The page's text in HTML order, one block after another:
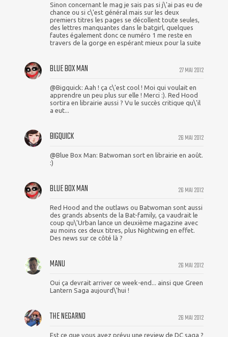
Sinon concernant le mag je sais pas si j\'ai pas eu de
chance ou si c\'est général mais sur les deux
premiers titres les pages se décollent toute seules,
des lettres manquantes dans le batgirl, quelques
fautes également donc ce numéro 1 me reste en
travers de la gorge en espérant mieux pour la suite
27 MAI 2012
BLUE BOX MAN
@Bigquick: Aah ! ça c\'est cool ! Moi qui voulait en
apprendre un peu plus sur elle ! Merci :). Red Hood
sortira en librairie aussi ? Vu le succès critique qu\'il
a eut...
26 MAI 2012
BIGQUICK
@Blue Box Man: Batwoman sort en librairie en août.
:)
26 MAI 2012
BLUE BOX MAN
Red Hood and the outlaws ou Batwoman sont aussi
des grands absents de la Bat-family, ça vaudrait le
coup qu\'Urban lance un deuxième magazine avec
au moins ces deux titres, plus Nightwing en effet.
Des news sur ce côté là ?
26 MAI 2012
MANU
Oui ça devrait arriver ce week-end... ainsi que Green
Lantern Saga aujourd\'hui !
26 MAI 2012
THE NEGARNO
Est ce que vous avez prévu une review de DC saga ?